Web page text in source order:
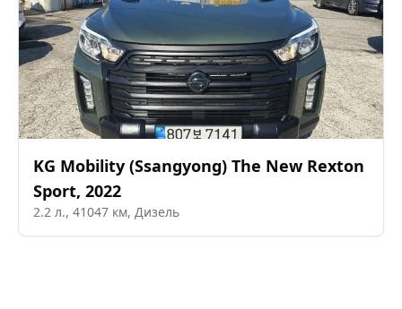
KG Mobility (Ssangyong) The New Rexton
Sport, 2022
2.2 л., 41047 км, Дизель